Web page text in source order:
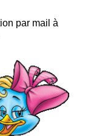
par mail à